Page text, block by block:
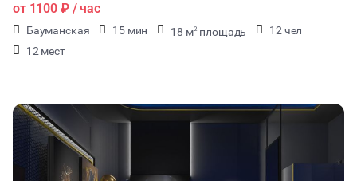
от 1100 ₽/ час
Бауманская 15 мин 18 м2 площадь
12 чел
12 мест